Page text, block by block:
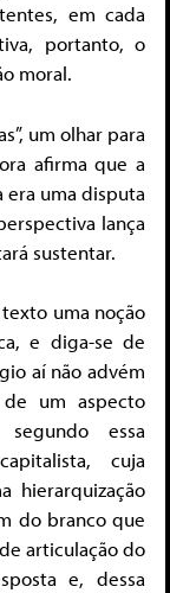
em cada
portanto, o
moral.
um olhar para
afirma que a
uma disputa
lança
sustentar.
uma noção
e diga-se de
aí não advém
um aspecto
essa
cuja
hierarquização
do branco que
articulação do
e, dessa